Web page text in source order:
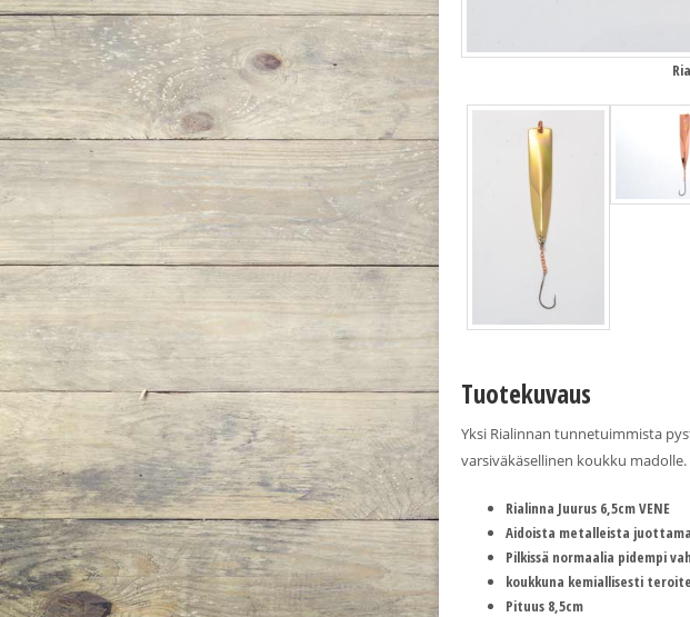
Tuotekuvaus
Yksi Rialinnan tunnetuimmista
varsiväkäsellinen koukku madolle.
Rialinna Juurus 6,5cm VENE
Aidoista metalleista
Pilkissä normaalia pidempi
koukkuna kemiallisesti
Pituus 8,5cm